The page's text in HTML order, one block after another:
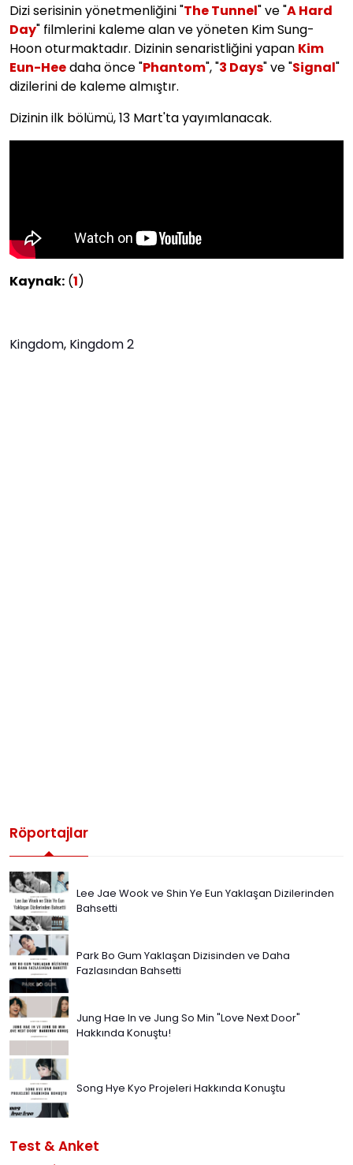
Dizi serisinin yönetmenliğini "The Tunnel" ve "A Hard
Day" filmlerini kaleme alan ve yöneten Kim Sung-
Hoon oturmaktadır. Dizinin senaristliğini yapan Kim
Eun-Heedaha önce "Phantom", "3 Days" ve "Signal"
dizilerini de kaleme almıştır.
Dizinin ilk bölümü, 13 Mart'ta yayımlanacak.
Kaynak: (1)
Kingdom, Kingdom 2
Röportajlar
Lee Jae Wook ve Shin Ye Eun Yaklaşan Dizilerinden
Bahsetti
Park Bo Gum Yaklaşan Dizisinden ve Daha
Fazlasından Bahsetti
Jung Hae In ve Jung So Min "Love Next Door"
Hakkında Konuştu!
Song Hye Kyo Projeleri Hakkında Konuştu
Test & Anket